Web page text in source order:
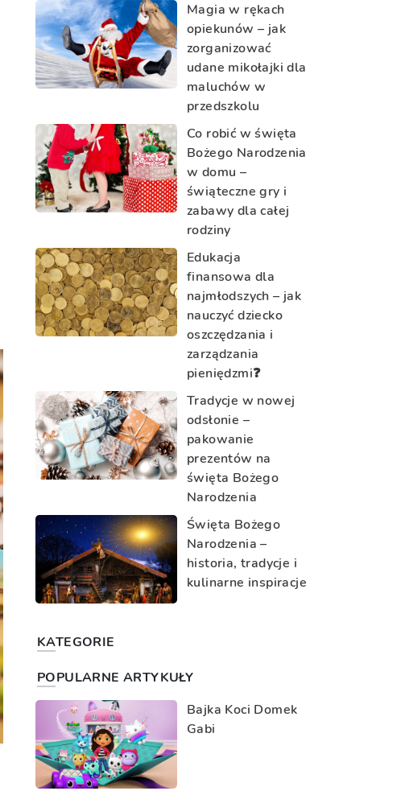
Magia w rękach
opiekunów – jak
zorganizować
udane mikołajki dla
maluchów w
przedszkolu
Co robić w święta
Bożego Narodzenia
w domu –
świąteczne gry i
zabawy dla całej
rodziny
Edukacja
finansowa dla
najmłodszych – jak
nauczyć dziecko
oszczędzania i
zarządzania
pieniędzmi❓
Tradycje w nowej
odsłonie –
pakowanie
prezentów na
święta Bożego
Narodzenia
Święta Bożego
Narodzenia –
historia, tradycje i
kulinarne inspiracje
KATEGORIE
POPULARNE ARTYKUŁY
Bajka Koci Domek
Gabi